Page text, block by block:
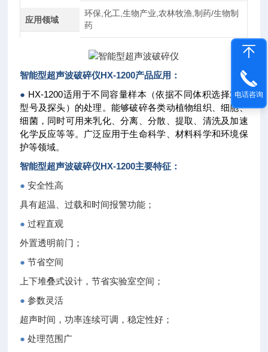
应用领域
环保,化工,生物产业,农林牧渔,制药/生物制
药
智能型超声波破碎仪HX-1200产品应用：
● HX-1200适用于不同容量样本（依据不同体积选择对应
型号及探头）的处理。能够破碎各类动植物组织、细胞、
细菌，同时可用来乳化、分离、分散、提取、清洗及加速
化学反应等等。广泛应用于生命科学、材料科学和环境保
护等领域。
智能型超声波破碎仪HX-1200主要特征：
●安全性高
具有超温、过载和时间报警功能；
● 过程直观
外置透明前门；
● 节省空间
上下堆叠式设计，节省实验室空间；
● 参数灵活
超声时间，功率连续可调，稳定性好；
● 处理范围广
电话咨询